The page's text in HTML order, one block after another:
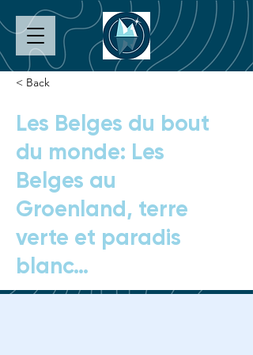
< Back
Les Belges du bout
du monde: Les
Belges au
Groenland, terre
verte et paradis
blanc…